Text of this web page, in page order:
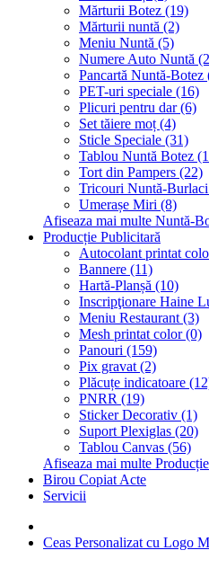
Mărturii Botez (19)
Mărturii nuntă (2)
Meniu Nuntă (5)
Numere Auto Nuntă
Pancartă Nuntă-Botez
PET-uri speciale (16)
Plicuri pentru dar (6)
Set tăiere moț (4)
Sticle Speciale (31)
Tablou Nuntă Botez
Tort din Pampers (22)
Tricouri Nuntă-
Umerașe Miri (8)
Afiseaza mai multe Nuntă-
Producție Publicitară
Autocolant printat
Bannere (11)
Hartă-Planșă (10)
Inscripţionare Haine
Meniu Restaurant (3)
Mesh printat color (0)
Panouri (159)
Pix gravat (2)
Plăcuțe indicatoare
PNRR (19)
Sticker Decorativ (1)
Suport Plexiglas (20)
Tablou Canvas (56)
Afiseaza mai multe
Birou Copiat Acte
Servicii
Ceas Personalizat cu Logo